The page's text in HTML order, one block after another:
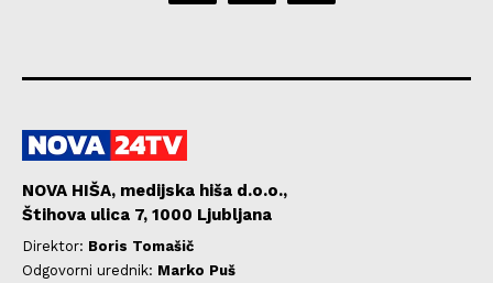
NOVA HIŠA, medijska hiša d.o.o.,
Štihova ulica 7, 1000 Ljubljana
Direktor: Boris Tomašič
Odgovorni urednik: Marko Puš